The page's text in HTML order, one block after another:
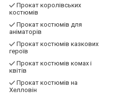
Прокат королівських
костюмів
Прокат костюмів для
аніматорів
Прокат костюмів казкових
героїв
Прокат костюмів комах і
квітів
Прокат костюмів на
Хелловін